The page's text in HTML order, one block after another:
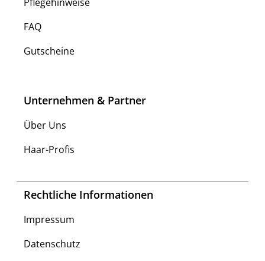
FAQ
Gutscheine
Unternehmen & Partner
Über Uns
Haar-Profis
Rechtliche Informationen
Impressum
Datenschutz